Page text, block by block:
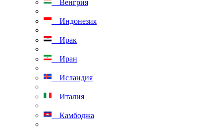
Венгрия
Индонезия
Ирак
Иран
Исландия
Италия
Камбоджа